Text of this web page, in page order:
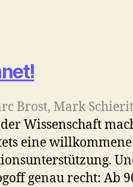
Brost, Mark
Wissenschaft
eine willkommene
genau recht: Ab